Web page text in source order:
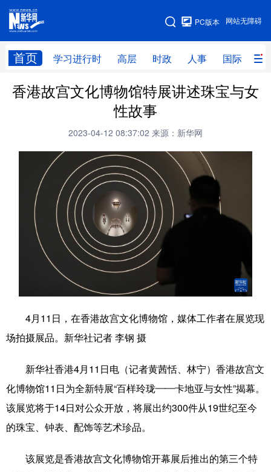
网站无障碍
PC版本
首页 学习进行时 高层 时政 人事 国际 财
网站地图
学习进行时 高层 时政 人事
科技 科创
文化 书画 健康
访谈 视频 图片 政务
法律 中央文件 金融
人居 信息化 数字经济
乡村振兴 溯源中国
城市 旅游 能源 会展
彩票 娱乐
公益 一带一路 亚太网 上市公司
文化产业
香港故宫文化博物馆特展讲述珠宝与女
性故事
2023-04-12 08:37:02 来源：新华网
4月11日，在香港故宫文化博物馆，媒体工作者在展览现
场拍摄展品。新华社记者 李钢 摄
新华社香港4月11日电（记者黄茜恬、林宁）香港故宫文
化博物馆11日为全新特展“百样玲珑——卡地亚与女性”揭幕。
该展览将于14日对公众开放，将展出约300件从19世纪至今
的珠宝、钟表、配饰等艺术珍品。
该展览是香港故宫文化博物馆开幕展后推出的第三个特